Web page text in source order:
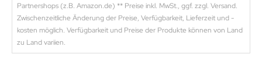
Partnershops (z.B. Amazon.de) ** Preise inkl. MwSt., ggf. zzgl. Versand.
Zwischenzeitliche Änderung der Preise, Verfügbarkeit, Lieferzeit und -
kosten möglich. Verfügbarkeit und Preise der Produkte können von Land
zu Land variien.